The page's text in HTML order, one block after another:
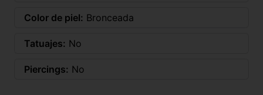
Color de piel: Bronceada
Tatuajes: No
Piercings: No